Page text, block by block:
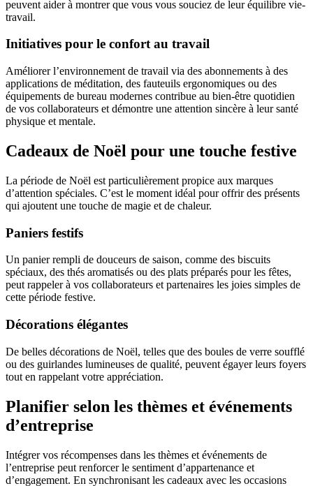
peuvent aider à montrer que vous vous souciez de leur équilibre vie-
travail.
Initiatives pour le confort au travail
Améliorer l’environnement de travail via des abonnements à des
applications de méditation, des fauteuils ergonomiques ou des
équipements de bureau modernes contribue au bien-être quotidien
de vos collaborateurs et démontre une attention sincère à leur santé
physique et mentale.
Cadeaux de Noël pour une touche festive
La période de Noël est particulièrement propice aux marques
d’attention spéciales. C’est le moment idéal pour offrir des présents
qui ajoutent une touche de magie et de chaleur.
Paniers festifs
Un panier rempli de douceurs de saison, comme des biscuits
spéciaux, des thés aromatisés ou des plats préparés pour les fêtes,
peut rappeler à vos collaborateurs et partenaires les joies simples de
cette période festive.
Décorations élégantes
De belles décorations de Noël, telles que des boules de verre soufflé
ou des guirlandes lumineuses de qualité, peuvent égayer leurs foyers
tout en rappelant votre appréciation.
Planifier selon les thèmes et événements
d’entreprise
Intégrer vos récompenses dans les thèmes et événements de
l’entreprise peut renforcer le sentiment d’appartenance et
d’engagement. En synchronisant les cadeaux avec les occasions